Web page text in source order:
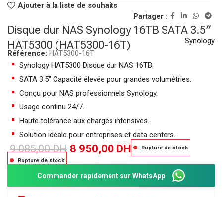
Ajouter à la liste de souhaits
Partager :
Disque dur NAS Synology 16TB SATA 3.5″
HAT5300 (HAT5300-16T)
Référence: HAT5300-16T
Synology
Synology HAT5300 Disque dur NAS 16TB.
SATA 3.5″ Capacité élevée pour grandes volumétries.
Conçu pour NAS professionnels Synology.
Usage continu 24/7.
Haute tolérance aux charges intensives.
Solution idéale pour entreprises et data centers.
9 085,00DH 8 950,00 DH
Rupture de stock
Rupture de stock
Commander rapidement sur WhatsApp